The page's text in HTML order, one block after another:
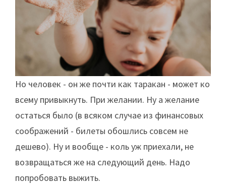
Но человек - он же почти как таракан - может ко
всему привыкнуть. При желании. Ну а желание
остаться было (в всяком случае из финансовых
соображений - билеты обошлись совсем не
дешево). Ну и вообще - коль уж приехали, не
возвращаться же на следующий день. Надо
попробовать выжить.